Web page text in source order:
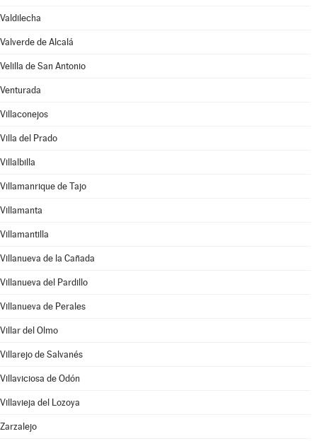
Valdilecha
Valverde de Alcalá
Velilla de San Antonio
Venturada
Villaconejos
Villa del Prado
Villalbilla
Villamanrique de Tajo
Villamanta
Villamantilla
Villanueva de la Cañada
Villanueva del Pardillo
Villanueva de Perales
Villar del Olmo
Villarejo de Salvanés
Villaviciosa de Odón
Villavieja del Lozoya
Zarzalejo